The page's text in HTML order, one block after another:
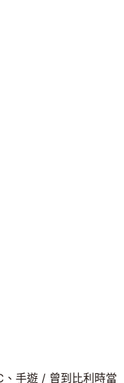
手遊 / 曾到比利時當